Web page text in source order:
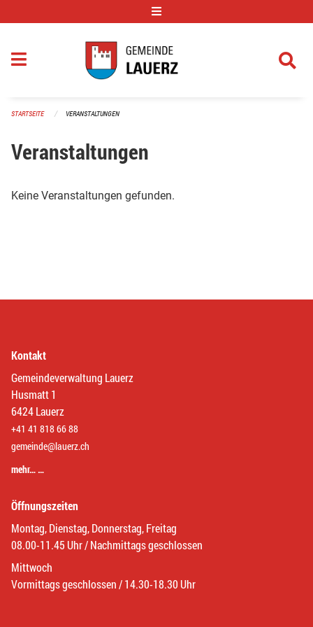
STARTSEITE VERANSTALTUNGEN
Veranstaltungen
Keine Veranstaltungen gefunden.
Kontakt
Gemeindeverwaltung Lauerz
Husmatt 1
6424 Lauerz
+41 41 818 66 88
gemeinde@lauerz.ch
mehr… …
Öffnungszeiten
Montag, Dienstag, Donnerstag, Freitag
08.00-11.45 Uhr / Nachmittags geschlossen
Mittwoch
Vormittags geschlossen / 14.30-18.30 Uhr